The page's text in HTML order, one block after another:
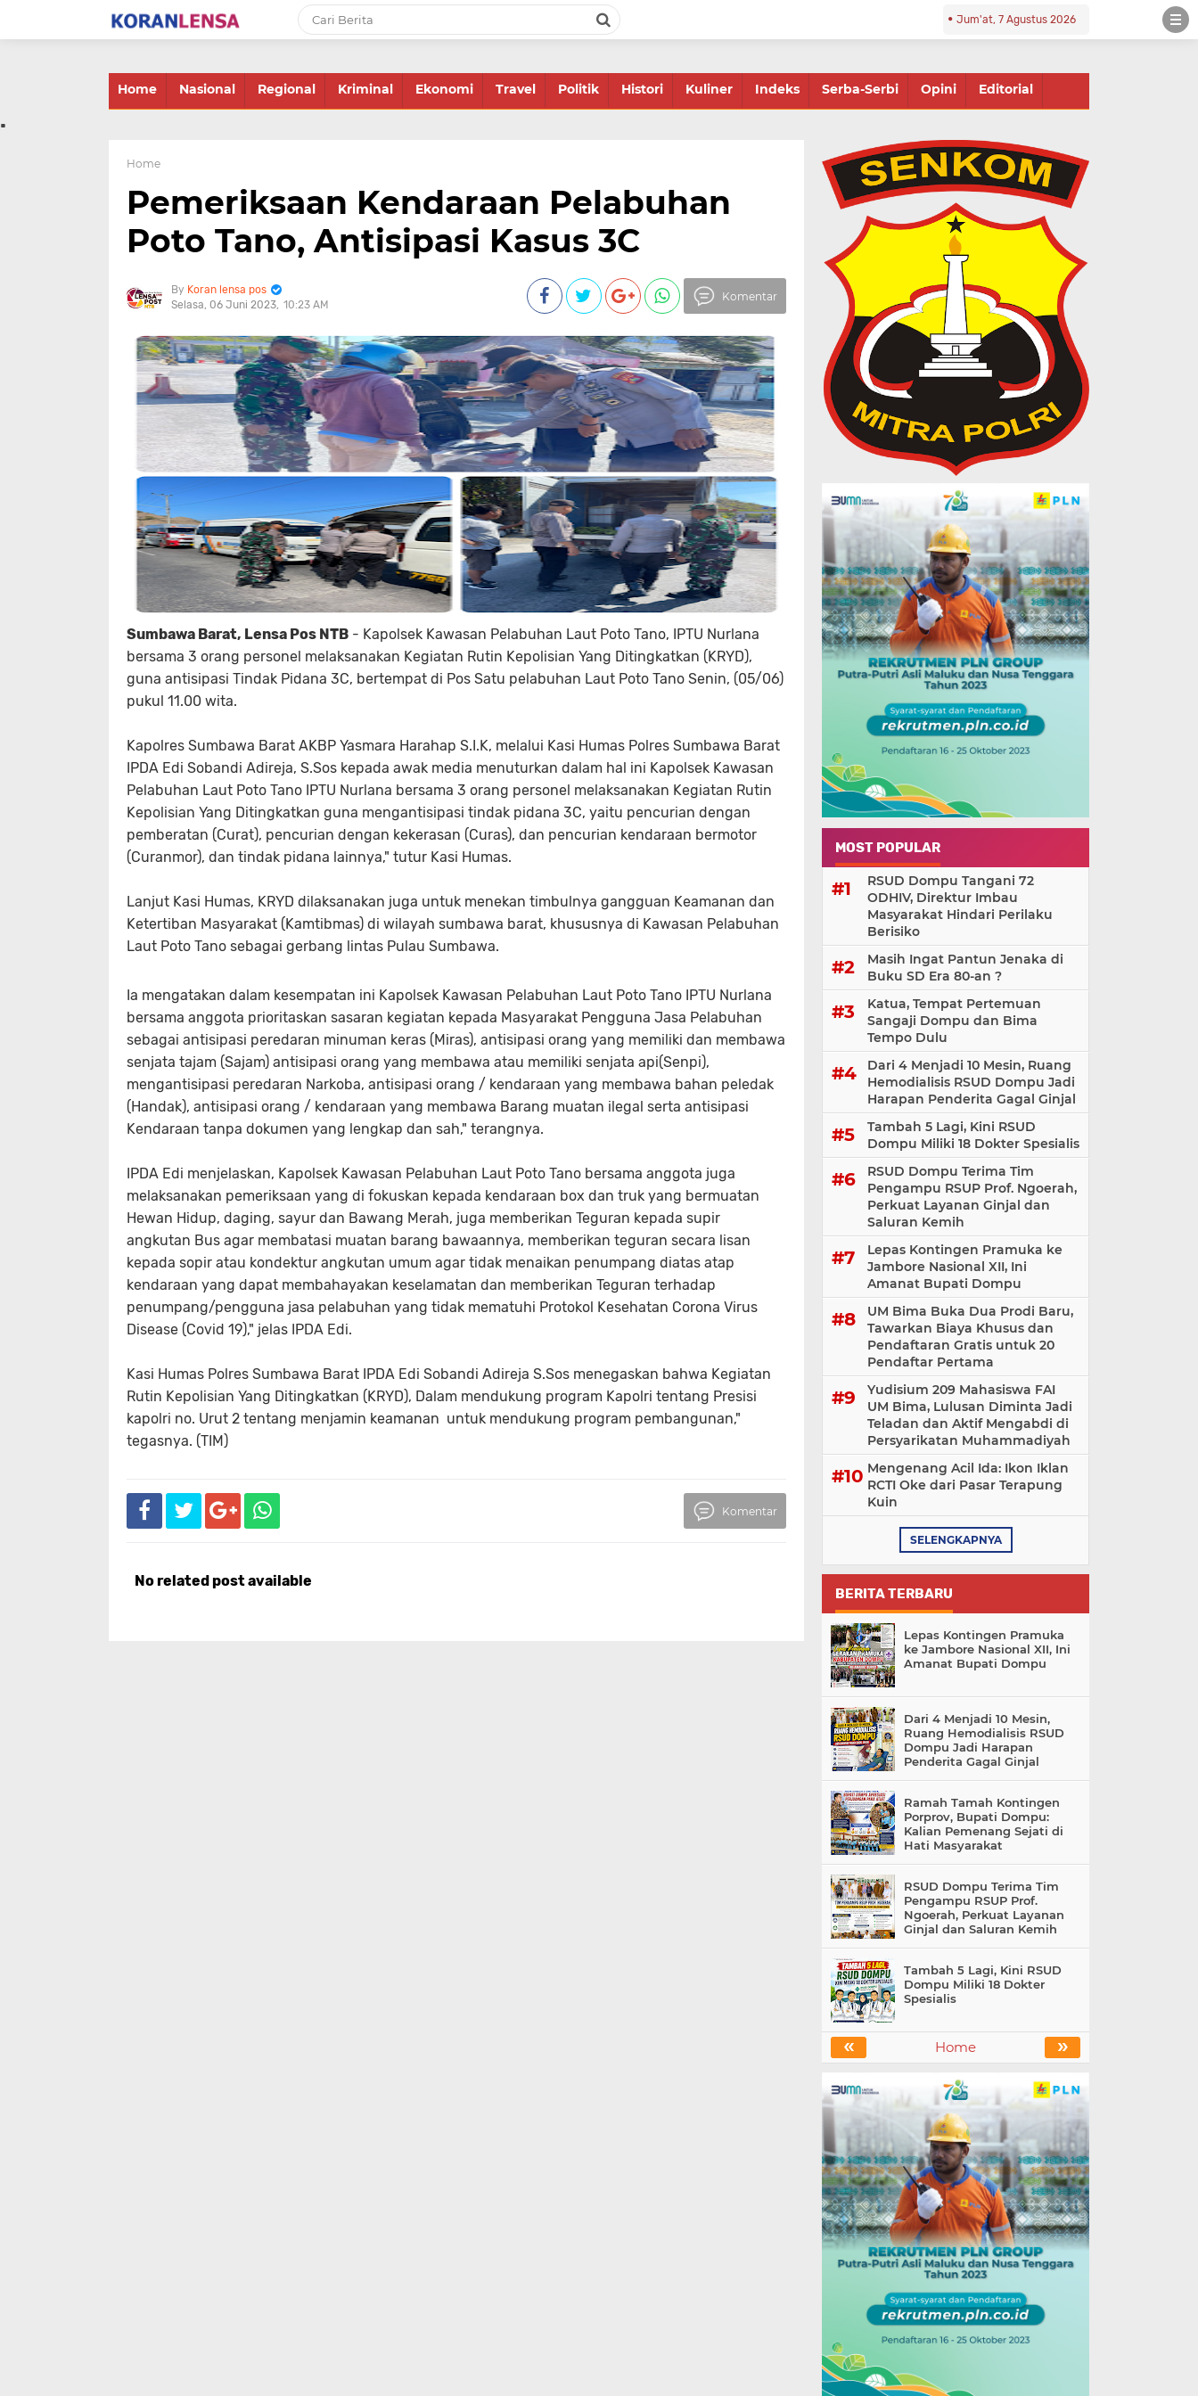
Jum'at, 7 Agustus 2026
Home Nasional Regional Kriminal Ekonomi Travel Politik Histori Kuliner Indeks Serba-Serbi Opini Editorial
.
Home
Pemeriksaan Kendaraan Pelabuhan
Poto Tano, Antisipasi Kasus 3C
Koran lensa pos
Selasa, 06 Juni 2023 10:23 AM
Komentar
Sumbawa Barat, Lensa Pos NTB - Kapolsek Kawasan Pelabuhan Laut Poto Tano, IPTU Nurlana
bersama 3 orang personel melaksanakan Kegiatan Rutin Kepolisian Yang Ditingkatkan (KRYD),
guna antisipasi Tindak Pidana 3C, bertempat di Pos Satu pelabuhan Laut Poto Tano Senin, (05/06)
pukul 11.00 wita.
Kapolres Sumbawa Barat AKBP Yasmara Harahap S.I.K, melalui Kasi Humas Polres Sumbawa Barat
IPDA Edi Sobandi Adireja, S.Sos kepada awak media menuturkan dalam hal ini Kapolsek Kawasan
Pelabuhan Laut Poto Tano IPTU Nurlana bersama 3 orang personel melaksanakan Kegiatan Rutin
Kepolisian Yang Ditingkatkan guna mengantisipasi tindak pidana 3C, yaitu pencurian dengan
pemberatan (Curat), pencurian dengan kekerasan (Curas), dan pencurian kendaraan bermotor
(Curanmor), dan tindak pidana lainnya," tutur Kasi Humas.
Lanjut Kasi Humas, KRYD dilaksanakan juga untuk menekan timbulnya gangguan Keamanan dan
Ketertiban Masyarakat (Kamtibmas) di wilayah sumbawa barat, khususnya di Kawasan Pelabuhan
Laut Poto Tano sebagai gerbang lintas Pulau Sumbawa.
Ia mengatakan dalam kesempatan ini Kapolsek Kawasan Pelabuhan Laut Poto Tano IPTU Nurlana
bersama anggota prioritaskan sasaran kegiatan kepada Masyarakat Pengguna Jasa Pelabuhan
sebagai antisipasi peredaran minuman keras (Miras), antisipasi orang yang memiliki dan membawa
senjata tajam (Sajam) antisipasi orang yang membawa atau memiliki senjata api(Senpi),
mengantisipasi peredaran Narkoba, antisipasi orang / kendaraan yang membawa bahan peledak
(Handak), antisipasi orang / kendaraan yang membawa Barang muatan ilegal serta antisipasi
Kendaraan tanpa dokumen yang lengkap dan sah," terangnya.
IPDA Edi menjelaskan, Kapolsek Kawasan Pelabuhan Laut Poto Tano bersama anggota juga
melaksanakan pemeriksaan yang di fokuskan kepada kendaraan box dan truk yang bermuatan
Hewan Hidup, daging, sayur dan Bawang Merah, juga memberikan Teguran kepada supir
angkutan Bus agar membatasi muatan barang bawaannya, memberikan teguran secara lisan
kepada sopir atau kondektur angkutan umum agar tidak menaikan penumpang diatas atap
kendaraan yang dapat membahayakan keselamatan dan memberikan Teguran terhadap
penumpang/pengguna jasa pelabuhan yang tidak mematuhi Protokol Kesehatan Corona Virus
Disease (Covid 19)," jelas IPDA Edi.
Kasi Humas Polres Sumbawa Barat IPDA Edi Sobandi Adireja S.Sos menegaskan bahwa Kegiatan
Rutin Kepolisian Yang Ditingkatkan (KRYD), Dalam mendukung program Kapolri tentang Presisi
kapolri no. Urut 2 tentang menjamin keamanan untuk mendukung program pembangunan,"
tegasnya. (TIM)
Komentar
No related post available
MOST POPULAR
RSUD Dompu Tangani 72
ODHIV, Direktur Imbau
Masyarakat Hindari Perilaku
Berisiko
Masih Ingat Pantun Jenaka di
Buku SD Era 80-an ?
Katua, Tempat Pertemuan
Sangaji Dompu dan Bima
Tempo Dulu
Dari 4 Menjadi 10 Mesin, Ruang
Hemodialisis RSUD Dompu Jadi
Harapan Penderita Gagal Ginjal
Tambah 5 Lagi, Kini RSUD
Dompu Miliki 18 Dokter Spesialis
RSUD Dompu Terima Tim
Pengampu RSUP Prof. Ngoerah,
Perkuat Layanan Ginjal dan
Saluran Kemih
Lepas Kontingen Pramuka ke
Jambore Nasional XII, Ini
Amanat Bupati Dompu
UM Bima Buka Dua Prodi Baru,
Tawarkan Biaya Khusus dan
Pendaftaran Gratis untuk 20
Pendaftar Pertama
Yudisium 209 Mahasiswa FAI
UM Bima, Lulusan Diminta Jadi
Teladan dan Aktif Mengabdi di
Persyarikatan Muhammadiyah
Mengenang Acil Ida: Ikon Iklan
RCTI Oke dari Pasar Terapung
Kuin
SELENGKAPNYA
BERITA TERBARU
Lepas Kontingen Pramuka
ke Jambore Nasional XII, Ini
Amanat Bupati Dompu
Dari 4 Menjadi 10 Mesin,
Ruang Hemodialisis RSUD
Dompu Jadi Harapan
Penderita Gagal Ginjal
Ramah Tamah Kontingen
Porprov, Bupati Dompu:
Kalian Pemenang Sejati di
Hati Masyarakat
RSUD Dompu Terima Tim
Pengampu RSUP Prof.
Ngoerah, Perkuat Layanan
Ginjal dan Saluran Kemih
Tambah 5 Lagi, Kini RSUD
Dompu Miliki 18 Dokter
Spesialis
« »
Home